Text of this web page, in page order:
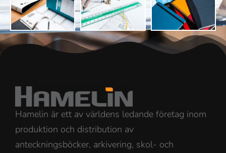
Hamelin är ett av världens ledande företag inom
produktion och distribution av
anteckningsböcker, arkivering, skol- och